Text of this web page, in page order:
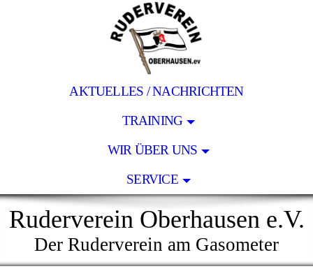
AKTUELLES / NACHRICHTEN
TRAINING
WIR ÜBER UNS
SERVICE
Ruderverein Oberhausen e.V.
Der Ruderverein am Gasometer